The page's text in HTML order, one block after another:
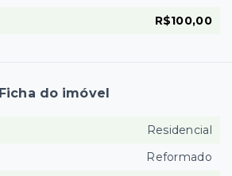
R$100,00
Ficha do imóvel
Residencial
Reformado